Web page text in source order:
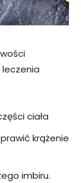
ciała
krążenie
imbiru.